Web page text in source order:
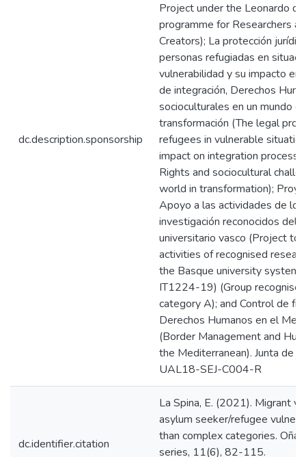
dc.description.sponsorship
Project under the Leonardo da
programme for Researchers
Creators); La protección
personas refugiadas en
vulnerabilidad y su impacto en
de integración, Derechos
socioculturales en un mundo en
transformación (The legal
refugees in vulnerable
impact on integration
Rights and sociocultural
world in transformation);
Apoyo a las actividades de
investigación reconocidos del
universitario vasco (Project to
activities of recognised
the Basque university system
IT1224-19) (Group
category A); and Control de
Derechos Humanos en el
(Border Management and
the Mediterranean). Junta de
UAL18-SEJ-C004-R
dc.identifier.citation
La Spina, E. (2021). Migrant
asylum seeker/refugee
than complex categories.
series, 11(6), 82-115.